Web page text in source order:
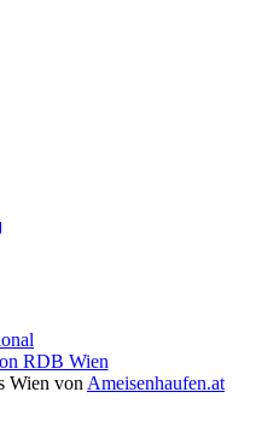
RDB Wien
Wien von Ameisenhaufen.at